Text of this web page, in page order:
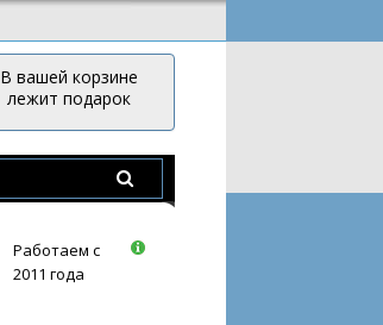
В вашей корзине
лежит подарок
Работаем с
2011 года